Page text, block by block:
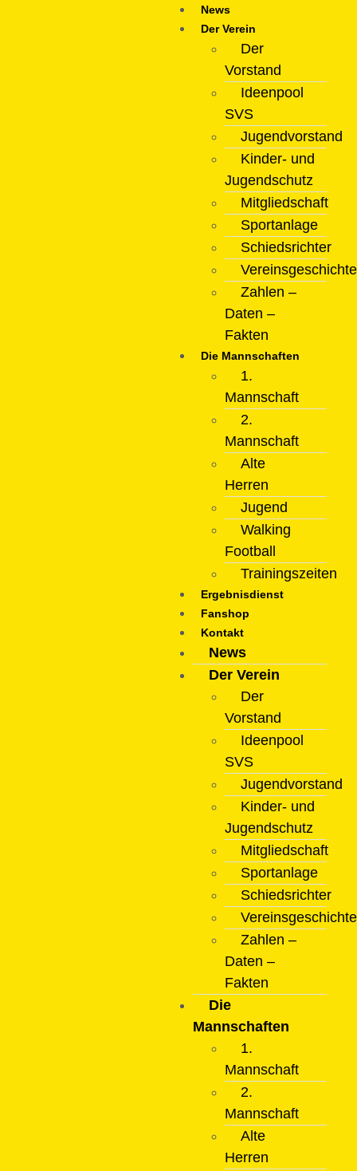
News
Der Verein
Der
Vorstand
Ideenpool
SVS
Jugendvorstand
Kinder- und
Jugendschutz
Mitgliedschaft
Sportanlage
Schiedsrichter
Vereinsgeschichte
Zahlen –
Daten –
Fakten
Die Mannschaften
1.
Mannschaft
2.
Mannschaft
Alte
Herren
Jugend
Walking
Football
Trainingszeiten
Ergebnisdienst
Fanshop
Kontakt
News
Der Verein
Der
Vorstand
Ideenpool
SVS
Jugendvorstand
Kinder- und
Jugendschutz
Mitgliedschaft
Sportanlage
Schiedsrichter
Vereinsgeschichte
Zahlen –
Daten –
Fakten
Die
Mannschaften
1.
Mannschaft
2.
Mannschaft
Alte
Herren